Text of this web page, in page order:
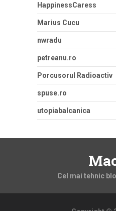
HappinessCaress
Marius Cucu
nwradu
petreanu.ro
Porcusorul Radioactiv
spuse.ro
utopiabalcanica
Cel mai tehnic